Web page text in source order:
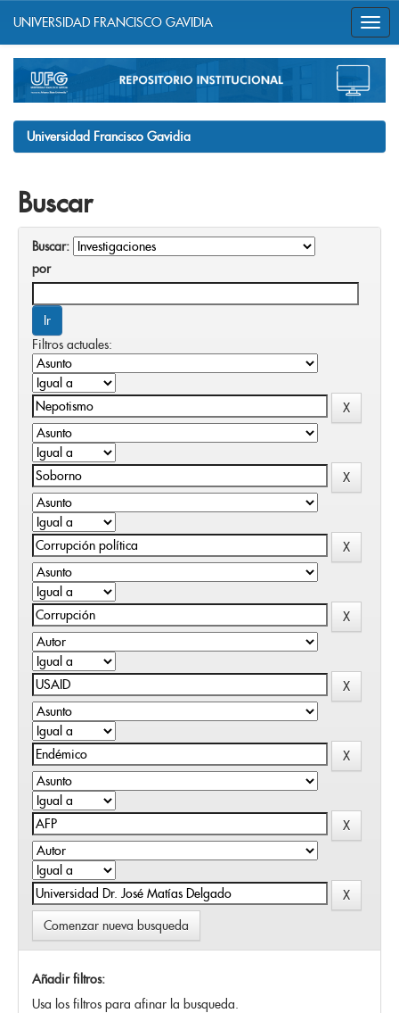
navigation
UNIVERSIDAD FRANCISCO GAVIDIA
Universidad Francisco Gavidia
Buscar
Buscar:
por
Filtros actuales:
Comenzar nueva busqueda
Añadir filtros:
Usa los filtros para afinar la busqueda.